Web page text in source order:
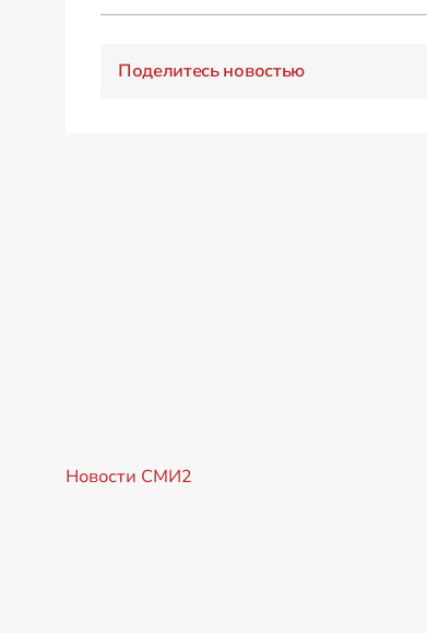
Поделитесь новостью
Новости СМИ2